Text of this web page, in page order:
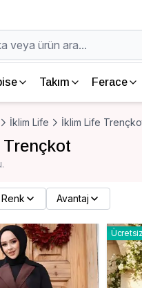
Takım Ferace
İklim Life İklim Life
Renk Avantaj